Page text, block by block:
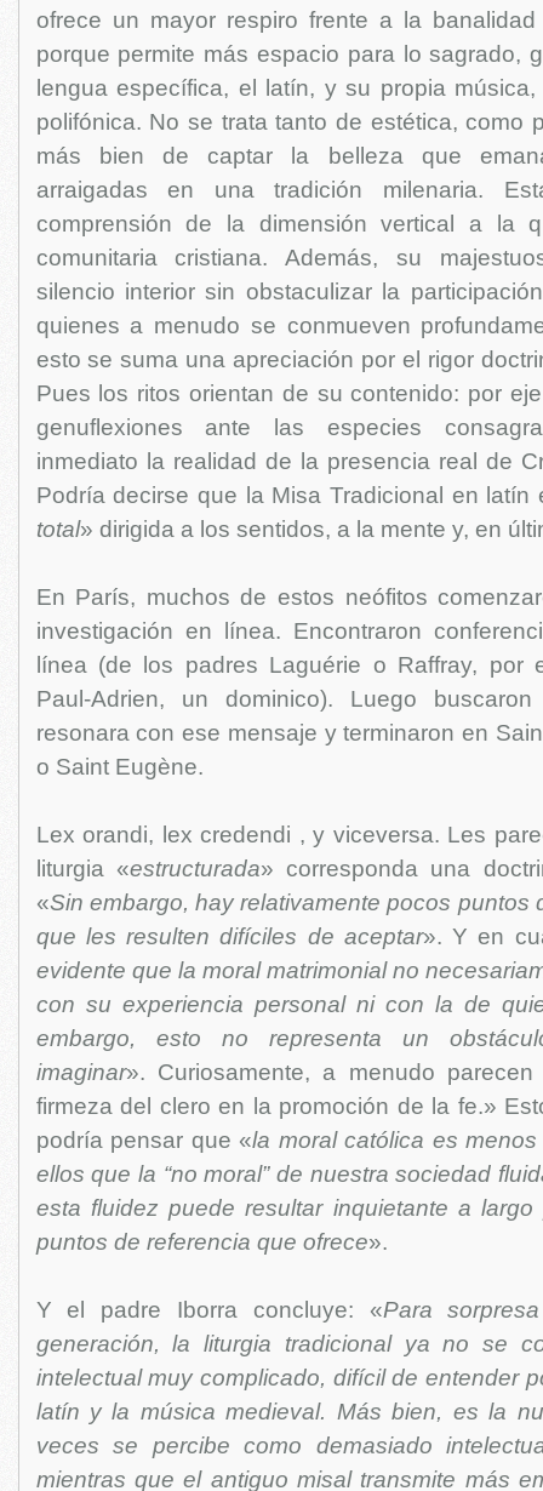
ofrece un mayor respiro frente a la
porque permite más espacio para lo sagrado,
lengua específica, el latín, y su propia
polifónica. No se trata tanto de estética, como
más bien de captar la belleza que
arraigadas en una tradición milenaria.
comprensión de la dimensión vertical a la
comunitaria cristiana. Además, su
silencio interior sin obstaculizar la
quienes a menudo se conmueven
esto se suma una apreciación por el rigor
Pues los ritos orientan de su contenido: por
genuflexiones ante las especies
inmediato la realidad de la presencia real de
Podría decirse que la Misa Tradicional en latín
total» dirigida a los sentidos, a la mente y, en
En París, muchos de estos neófitos
investigación en línea. Encontraron
línea (de los padres Laguérie o Raffray, por
Paul-Adrien, un dominico). Luego
resonara con ese mensaje y terminaron en
o Saint Eugène.
Lex orandi, lex credendi , y viceversa. Les
liturgia «estructurada» corresponda una
«Sin embargo, hay relativamente pocos puntos
que les resulten difíciles de aceptar». Y en
evidente que la moral matrimonial no
con su experiencia personal ni con la de
embargo, esto no representa un
imaginar». Curiosamente, a menudo
firmeza del clero en la promoción de la fe.»
podría pensar que «la moral católica es
ellos que la “no moral” de nuestra sociedad
esta fluidez puede resultar inquietante a
puntos de referencia que ofrece».
Y el padre Iborra concluye: «Para
generación, la liturgia tradicional ya no se
intelectual muy complicado, difícil de entender
latín y la música medieval. Más bien, es la
veces se percibe como demasiado
mientras que el antiguo misal transmite más